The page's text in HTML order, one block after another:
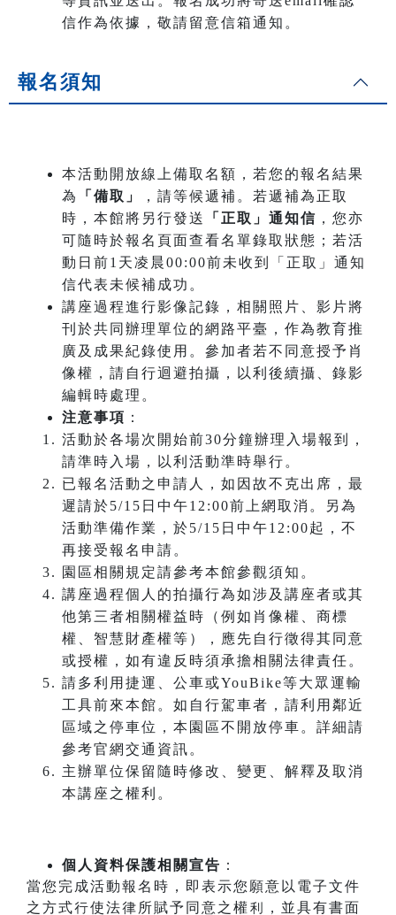
信作為依據，敬請留意信箱通知。
報名須知
本活動開放線上備取名額，若您的報名結果
為
「備取」
，請等候遞補。若遞補為正取
時，本館將另行發送
「正取」通知信 ，您亦
可隨時於報名頁面查看名單錄取狀態；若活
動日前1天凌晨00:00前未收到「正取」通知
信代表未候補成功。
講座過程進行影像記錄，相關照片、影片將
刊於共同辦理單位的網路平臺，作為教育推
廣及成果紀錄使用。參加者若不同意授予肖
像權，請自行迴避拍攝，以利後續攝、錄影
編輯時處理。
注意事項 ：
活動於各場次開始前30分鐘辦理入場報到，
請準時入場，以利活動準時舉行。
已報名活動之申請人，如因故不克出席，最
遲請於5/15日中午12:00前上網取消。另為
活動準備作業，於5/15日中午12:00起，不
再接受報名申請。
園區相關規定請參考本館參觀須知。
講座過程個人的拍攝行為如涉及講座者或其
他第三者相關權益時（例如肖像權、商標
權、智慧財產權等），應先自行徵得其同意
或授權，如有違反時須承擔相關法律責任。
請多利用捷運、公車或YouBike等大眾運輸
工具前來本館。如自行駕車者，請利用鄰近
區域之停車位，本園區不開放停車。詳細請
參考官網交通資訊。
主辦單位保留隨時修改、變更、解釋及取消
本講座之權利。
個人資料保護相關宣告 ：
當您完成活動報名時，即表示您願意以電子文件
之方式行使法律所賦予同意之權利，並具有書面